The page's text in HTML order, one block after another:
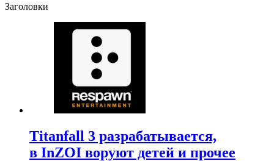
Заголовки
Titanfall 3 разрабатывается,
в InZOI воруют детей и прочее